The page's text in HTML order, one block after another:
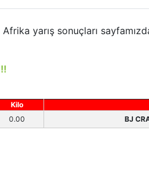
yarış sonuçları
Kilo
0.00 BJ